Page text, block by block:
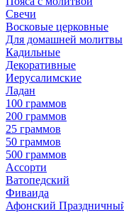
Свечи
Восковые церковные
Для домашней молитвы
Кадильные
Декоративные
Иерусалимские
Ладан
100 граммов
200 граммов
25 граммов
50 граммов
500 граммов
Ассорти
Ватопедский
Фиваида
Афонский